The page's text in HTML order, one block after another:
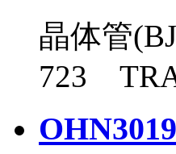
晶体管
723